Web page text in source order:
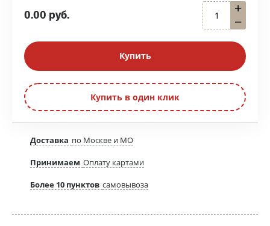
0.00 руб.
−
+
Купить
Купить в один клик
Доставка по Москве и МО
Принимаем Оплату картами
Более 10 пунктов самовывоза